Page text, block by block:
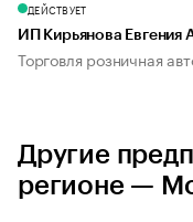
ДЕЙСТВУЕТ
ИП Кирьянова Евгения
Торговля розничная
Другие
регионе —